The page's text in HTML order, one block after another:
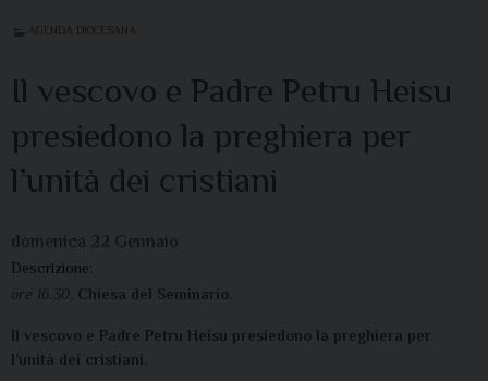
AGENDA DIOCESANA
Il vescovo e Padre Petru Heisu
presiedono la preghiera per
l’unità dei cristiani
domenica 22 Gennaio
Descrizione:
ore 16.30 Chiesa del Seminario
Il vescovo e Padre Petru Heisu presiedono la preghiera per
l’unità dei cristiani.